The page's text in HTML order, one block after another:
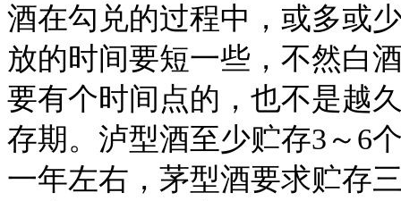
酒在勾兑的过程中，或多或
放的时间要短一些，不然白
要有个时间点的，也不是越
存期。泸型酒至少贮存3～6
一年左右，茅型酒要求贮存